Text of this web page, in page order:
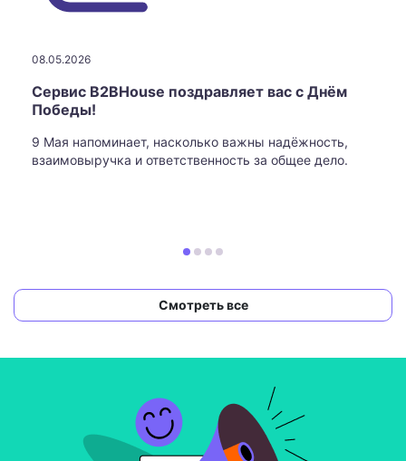
08.05.2026
Сервис B2BHouse поздравляет вас с Днём
Победы!
9 Мая напоминает, насколько важны надёжность,
взаимовыручка и ответственность за общее дело.
Смотреть все